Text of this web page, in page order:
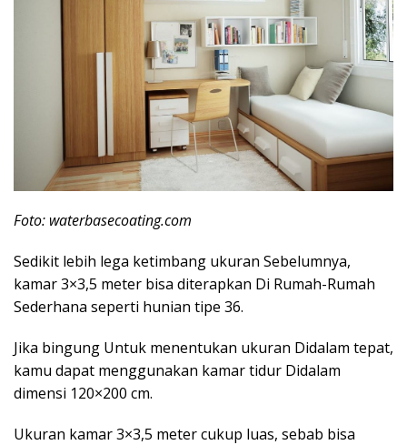
Foto: waterbasecoating.com
Sedikit lebih lega ketimbang ukuran Sebelumnya,
kamar 3×3,5 meter bisa diterapkan Di Rumah-Rumah
Sederhana seperti hunian tipe 36.
Jika bingung Untuk menentukan ukuran Didalam tepat,
kamu dapat menggunakan kamar tidur Didalam
dimensi 120×200 cm.
Ukuran kamar 3×3,5 meter cukup luas, sebab bisa